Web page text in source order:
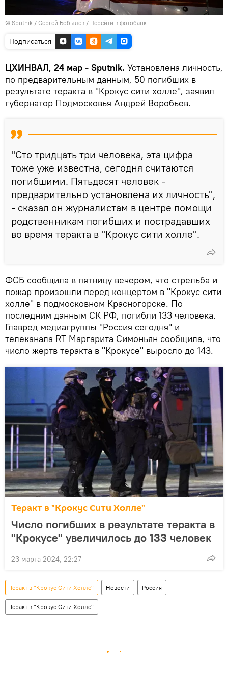
© Sputnik / Сергей Бобылев / Перейти в фотобанк
Подписаться
ЦХИНВАЛ, 24 мар - Sputnik. Установлена личность,
по предварительным данным, 50 погибших в
результате теракта в "Крокус сити холле", заявил
губернатор Подмосковья Андрей Воробьев.
"Сто тридцать три человека, эта цифра
тоже уже известна, сегодня считаются
погибшими. Пятьдесят человек -
предварительно установлена их личность",
- сказал он журналистам в центре помощи
родственникам погибших и пострадавших
во время теракта в "Крокус сити холле".
ФСБ сообщила в пятницу вечером, что стрельба и
пожар произошли перед концертом в "Крокус сити
холле" в подмосковном Красногорске. По
последним данным СК РФ, погибли 133 человека.
Главред медиагруппы "Россия сегодня" и
телеканала RT Маргарита Симоньян сообщила, что
число жертв теракта в "Крокусе" выросло до 143.
Теракт в "Крокус Сити Холле"
Число погибших в результате теракта в
"Крокусе" увеличилось до 133 человек
23 марта 2024, 22:27
Теракт в "Крокус Сити Холле" Новости Россия
Теракт в "Крокус Сити Холле"